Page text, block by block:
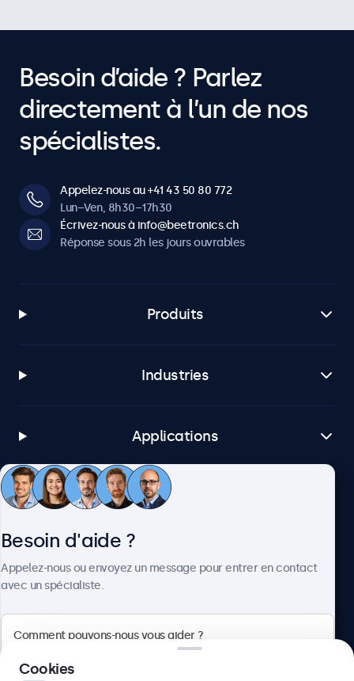
Besoin d’aide ? Parlez
directement à l’un de nos
spécialistes.
Appelez-nous au +41 43 50 80 772
Lun–Ven, 8h30–17h30
Écrivez-nous à info@beetronics.ch
Réponse sous 2h les jours ouvrables
Produits
Industries
Applications
Service client
Besoin d'aide ?
Appelez-nous ou envoyez un message pour entrer en contact
avec un spécialiste.
Cookies